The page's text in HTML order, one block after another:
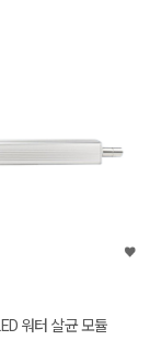
워터 살균 모듈